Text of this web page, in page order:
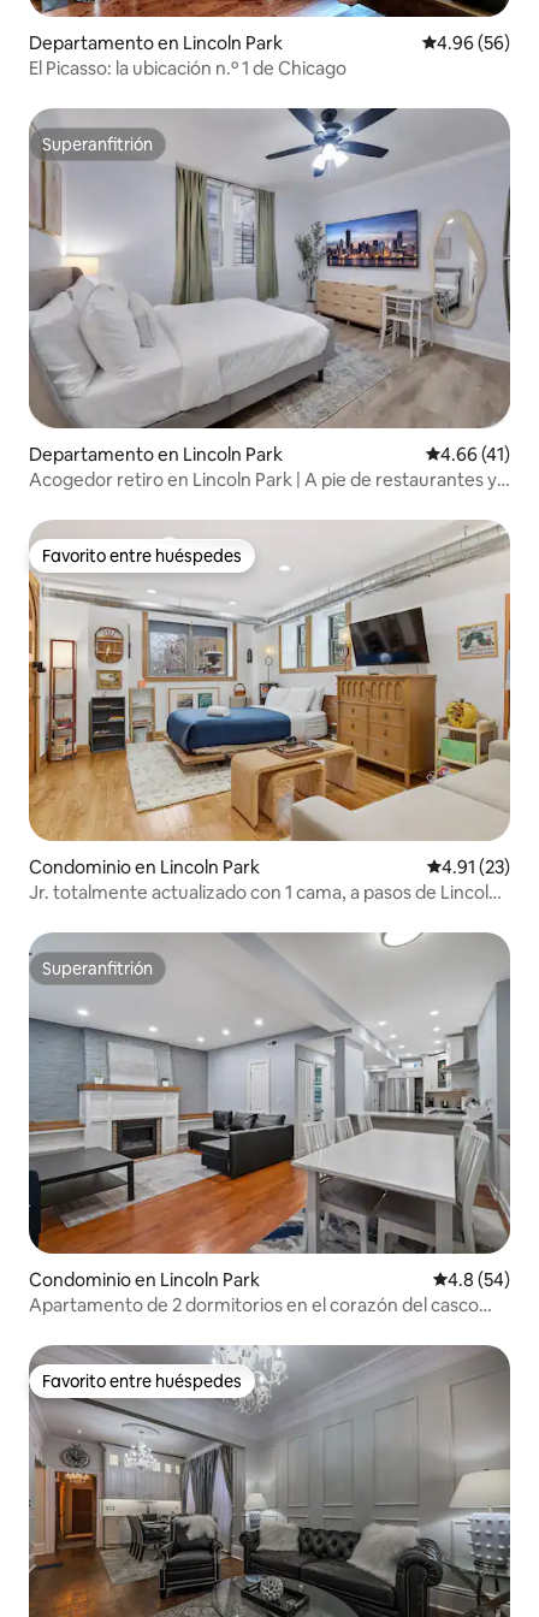
Departamento en Lincoln Park Calificación
4.96 (56)
El Picasso: la ubicación n.º 1 de Chicago
Superanfitrión
Superanfitrión
Departamento en Lincoln Park Calificación
4.66 (41)
Acogedor retiro en Lincoln Park | A pie de restaurantes y
Favorito entre huéspedes
Favorito entre huéspedes
Condominio en Lincoln Park Calificación
4.91 (23)
Jr. totalmente actualizado con 1 cama, a pasos de Lincoln
Superanfitrión
Superanfitrión
Condominio en Lincoln Park Calificación
4.8 (54)
Apartamento de 2 dormitorios en el corazón del casco
Favorito entre huéspedes
Favorito entre huéspedes